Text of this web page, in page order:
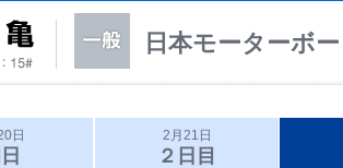
日本モーターボ
日 2月21日
２日目